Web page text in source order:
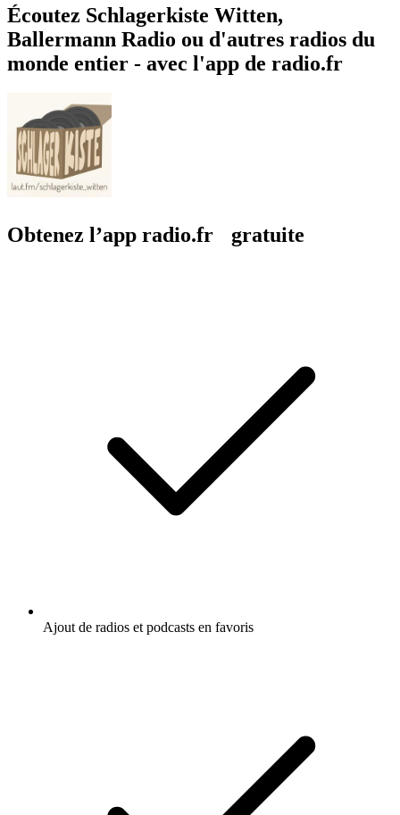
Écoutez Schlagerkiste Witten,
Ballermann Radio ou d'autres radios du
monde entier - avec l'app de radio.fr
Obtenez l’app radio.fr gratuite
Ajout de radios et podcasts en favoris